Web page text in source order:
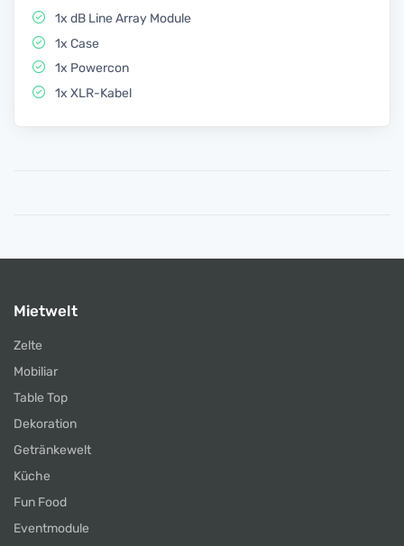
1x dB Line Array Module
1x Case
1x Powercon
1x XLR-Kabel
Mietwelt
Zelte
Mobiliar
Table Top
Dekoration
Getränkewelt
Küche
Fun Food
Eventmodule